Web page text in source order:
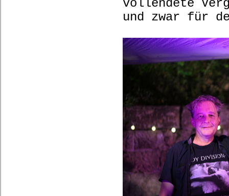
vollendete
und zwar für